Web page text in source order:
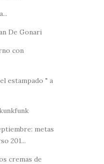
De Gonari
con
estampado " a
metas
201...
cremas de